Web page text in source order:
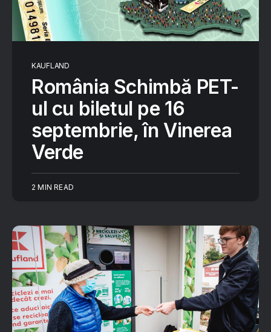
KAUFLAND
România Schimbă PET-
ul cu biletul pe 16
septembrie, în Vinerea
Verde
2 MIN READ